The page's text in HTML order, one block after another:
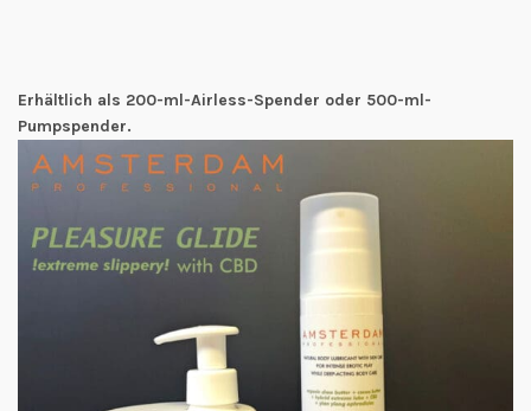
Erhältlich als 200-ml-Airless-Spender oder 500-ml-
Pumpspender.